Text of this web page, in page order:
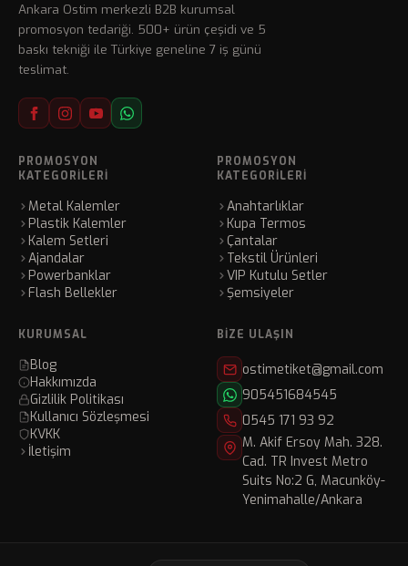
Ankara Ostim merkezli B2B kurumsal
promosyon tedariği. 500+ ürün çeşidi ve 5
baskı tekniği ile Türkiye geneline 7 iş günü
teslimat.
PROMOSYON
KATEGORILERI
Metal Kalemler
Plastik Kalemler
Kalem Setleri
Ajandalar
Powerbanklar
Flash Bellekler
PROMOSYON
KATEGORILERI
Anahtarlıklar
Kupa Termos
Çantalar
Tekstil Ürünleri
VIP Kutulu Setler
Şemsiyeler
KURUMSAL
Blog
Hakkımızda
Gizlilik Politikası
Kullanıcı Sözleşmesi
KVKK
İletişim
BIZE ULAŞIN
ostimetiket@gmail.com
905451684545
0545 171 93 92
M. Akif Ersoy Mah. 328.
Cad. TR Invest Metro
Suits No:2 G, Macunköy-
Yenimahalle/Ankara